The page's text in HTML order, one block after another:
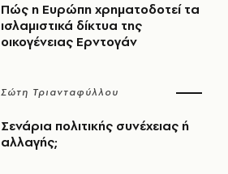
Πώς η Ευρώπη χρηματοδοτεί τα
ισλαμιστικά δίκτυα της
οικογένειας Ερντογάν
Σώτη Τριανταφύλλου
Σενάρια πολιτικής συνέχειας ή
αλλαγής;